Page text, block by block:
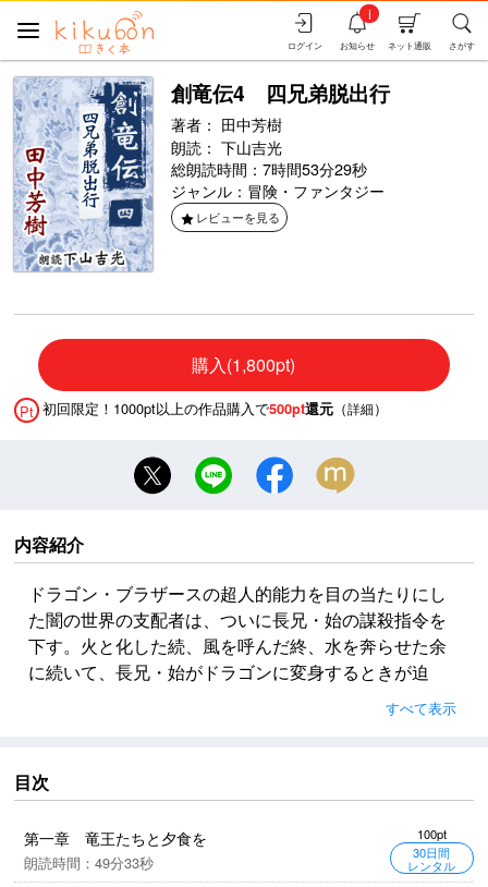
さがす
ネット通販
お知らせ
i
ログイン
創竜伝4 四兄弟脱出行
著者： 田中芳樹
朗読： 下山吉光
総朗読時間：7時間53分29秒
ジャンル： 冒険・ファンタジー
レビューを見る
購入(1,800pt)
Pt 初回限定！1000pt以上の作品購入で500pt還元 （詳細）
内容紹介
ドラゴン・ブラザースの超人的能力を目の当たりにし
た闇の世界の支配者は、ついに長兄・始の謀殺指令を
下す。火と化した続、風を呼んだ終、水を奔らせた余
に続いて、長兄・始がドラゴンに変身するときが迫
る。世界を牛耳るフォー・シスターズさえもひれ伏す
悪の帝王の陰謀は今、人類の最終戦争を誘発する！待
※この物語はあくまでフィクションであり、現実の事
件・団体・個人などとは無関係であることを、とくに
お断わりしておきます。
すべて表示
目次
第一章 竜王たちと夕食を
朗読時間：49分33秒
100pt
30日間
レンタル